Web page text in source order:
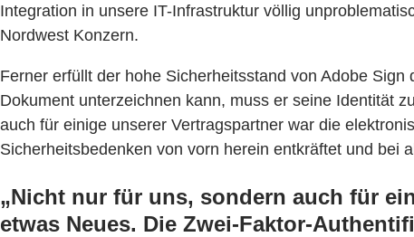
Integration in unsere IT-Infrastruktur völlig
Nordwest Konzern.
Ferner erfüllt der hohe Sicherheitsstand von Adobe
Dokument unterzeichnen kann, muss er seine Identität
auch für einige unserer Vertragspartner war die
Sicherheitsbedenken von vorn herein entkräftet und bei
„Nicht nur für uns, sondern auch für
etwas Neues. Die Zwei-Faktor-